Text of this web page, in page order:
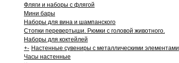
Фляги и наборы с флягой
Мини бары
Наборы для вина и шампанского
Стопки перевертыши. Рюмки с головой животного.
Наборы для коктейлей
+- Настенные сувениры с металлическими элементами
Часы настенные